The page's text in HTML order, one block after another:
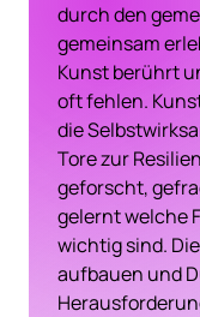
durch den
gemeinsam
Kunst berührt
oft fehlen.
die
Tore zur
geforscht,
gelernt welche
wichtig sind.
aufbauen und